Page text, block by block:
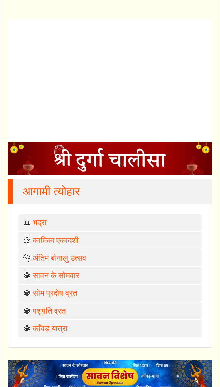
आगामी त्योहार
📜 भद्रा
🐚कामिका एकादशी
🐅 अंतिम बोनालु उत्सव
🔱सावन के सोमवार
🔱सोम प्रदोष व्रत
🔱पशुपति व्रत
🔱काँवड़ यात्रा